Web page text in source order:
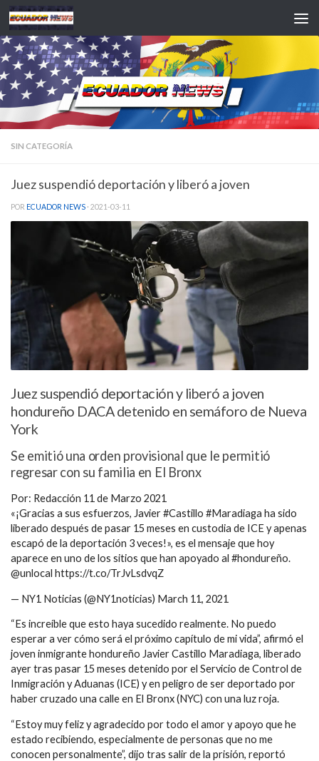
Saltar al contenido
SIN CATEGORÍA
Juez suspendió deportación y liberó a joven
POR ECUADOR NEWS · 2021-03-11
Juez suspendió deportación y liberó a joven
hondureño DACA detenido en semáforo de Nueva
York
Se emitió una orden provisional que le permitió
regresar con su familia en El Bronx
Por: Redacción 11 de Marzo 2021
«¡Gracias a sus esfuerzos, Javier #Castillo #Maradiaga ha sido
liberado después de pasar 15 meses en custodia de ICE y apenas
escapó de la deportación 3 veces!», es el mensaje que hoy
aparece en uno de los sitios que han apoyado al #hondureño.
@unlocal https://t.co/TrJvLsdvqZ
— NY1 Noticias (@NY1noticias) March 11, 2021
“Es increíble que esto haya sucedido realmente. No puedo
esperar a ver cómo será el próximo capítulo de mi vida”, afirmó el
joven inmigrante hondureño Javier Castillo Maradiaga, liberado
ayer tras pasar 15 meses detenido por el Servicio de Control de
Inmigración y Aduanas (ICE) y en peligro de ser deportado por
haber cruzado una calle en El Bronx (NYC) con una luz roja.
“Estoy muy feliz y agradecido por todo el amor y apoyo que he
estado recibiendo, especialmente de personas que no me
conocen personalmente”, dijo tras salir de la prisión, reportó